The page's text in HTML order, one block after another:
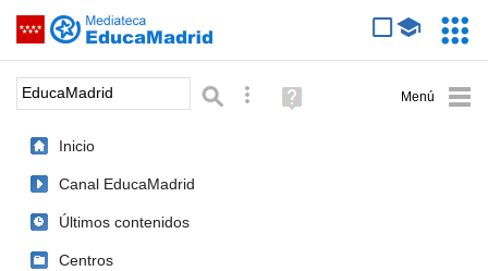
Saltar navegación
Palabra o frase: Búsqueda avanzada
Ayuda
(en
Inicio
Canal EducaMadrid
Últimos contenidos
Centros